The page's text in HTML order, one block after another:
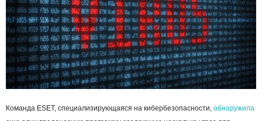
Команда ESET, специализирующаяся на кибербезопасности, обнаружила